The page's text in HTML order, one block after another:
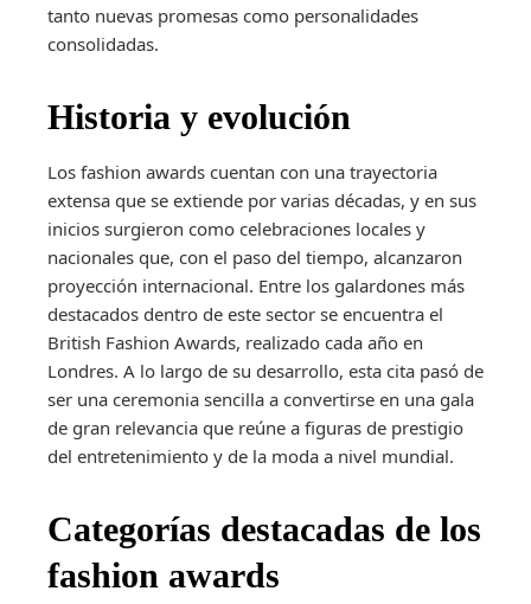
tanto nuevas promesas como personalidades
consolidadas.
Historia y evolución
Los fashion awards cuentan con una trayectoria
extensa que se extiende por varias décadas, y en sus
inicios surgieron como celebraciones locales y
nacionales que, con el paso del tiempo, alcanzaron
proyección internacional. Entre los galardones más
destacados dentro de este sector se encuentra el
British Fashion Awards, realizado cada año en
Londres. A lo largo de su desarrollo, esta cita pasó de
ser una ceremonia sencilla a convertirse en una gala
de gran relevancia que reúne a figuras de prestigio
del entretenimiento y de la moda a nivel mundial.
Categorías destacadas de los
fashion awards